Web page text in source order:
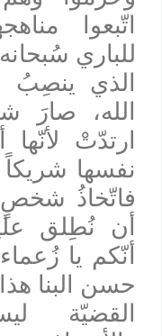
اتّبعوا
للباري
الذي ينصِبُ
الله، صارَ
ارتدّتْ
نفسها شريكاً
فاتّخاذُ شخصٍ
أن نُطِلق
أنّكم يا
حسن البنا
القضيّة